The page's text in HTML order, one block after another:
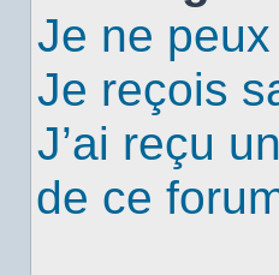
Je ne
Je reçois
J’ai reçu
de ce